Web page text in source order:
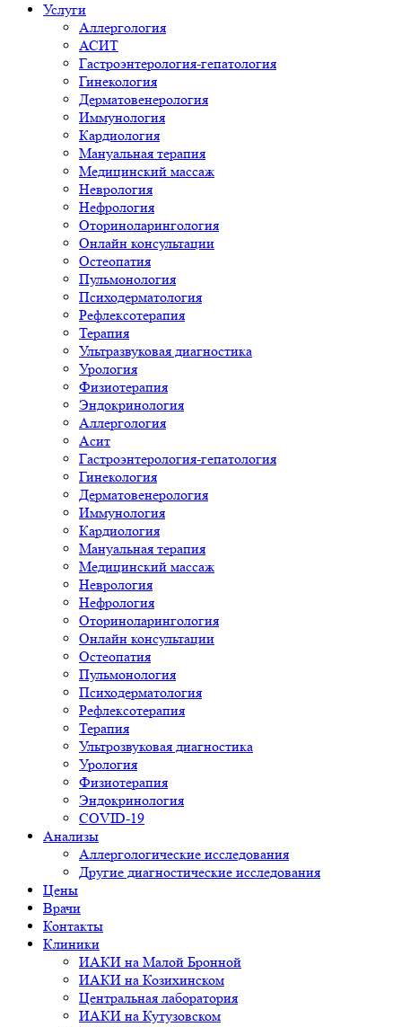
Услуги
Аллергология
АСИТ
Гастроэнтерология-гепатология
Гинекология
Дерматовенерология
Иммунология
Кардиология
Мануальная терапия
Медицинский массаж
Неврология
Нефрология
Оториноларингология
Онлайн консультации
Остеопатия
Пульмонология
Психодерматология
Рефлексотерапия
Терапия
Ультразвуковая диагностика
Урология
Физиотерапия
Эндокринология
Аллергология
Асит
Гастроэнтерология-гепатология
Гинекология
Дерматовенерология
Иммунология
Кардиология
Мануальная терапия
Медицинский массаж
Неврология
Нефрология
Оториноларингология
Онлайн консультации
Остеопатия
Пульмонология
Психодерматология
Рефлексотерапия
Терапия
Ультрозвуковая диагностика
Урология
Физиотерапия
Эндокринология
COVID-19
Анализы
Аллергологические исследования
Другие диагностические исследования
Цены
Врачи
Контакты
Клиники
ИАКИ на Малой Бронной
ИАКИ на Козихинском
Центральная лаборатория
ИАКИ на Кутузовском